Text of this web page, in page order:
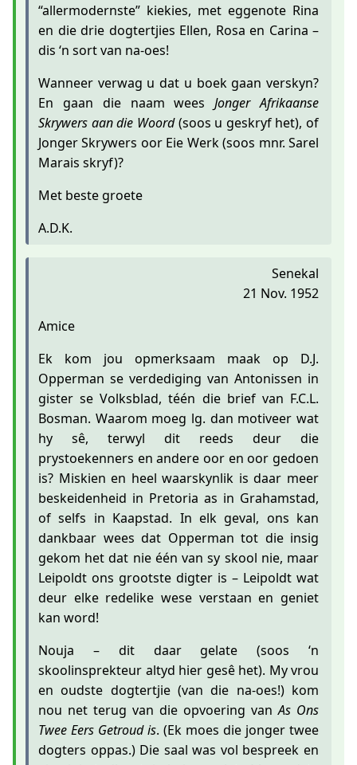
“allermodernste” kiekies, met eggenote Rina
en die drie dogtertjies Ellen, Rosa en Carina –
dis ‘n sort van na-oes!
Wanneer verwag u dat u boek gaan verskyn?
En gaan die naam weesJonger Afrikaanse
Skrywers aan die Woord(soos u geskryf het), of
Jonger Skrywers oor Eie Werk (soos mnr. Sarel
Marais skryf)?
Met beste groete
A.D.K.
Senekal
21 Nov. 1952
Amice
Ek kom jou opmerksaam maak op D.J.
Opperman se verdediging van Antonissen in
gister se Volksblad, téén die brief van F.C.L.
Bosman. Waarom moeg lg. dan motiveer wat
hy sê, terwyl dit reeds deur die
prystoekenners en andere oor en oor gedoen
is? Miskien en heel waarskynlik is daar meer
beskeidenheid in Pretoria as in Grahamstad,
of selfs in Kaapstad. In elk geval, ons kan
dankbaar wees dat Opperman tot die insig
gekom het dat nie één van sy skool nie, maar
Leipoldt ons grootste digter is – Leipoldt wat
deur elke redelike wese verstaan en geniet
kan word!
Nouja – dit daar gelate (soos ‘n
skoolinsprekteur altyd hier gesê het). My vrou
en oudste dogtertjie (van die na-oes!) kom
nou net terug van die opvoering vanAs Ons
Twee Eers Getroud is. (Ek moes die jonger twee
dogters oppas.) Die saal was vol bespreek en